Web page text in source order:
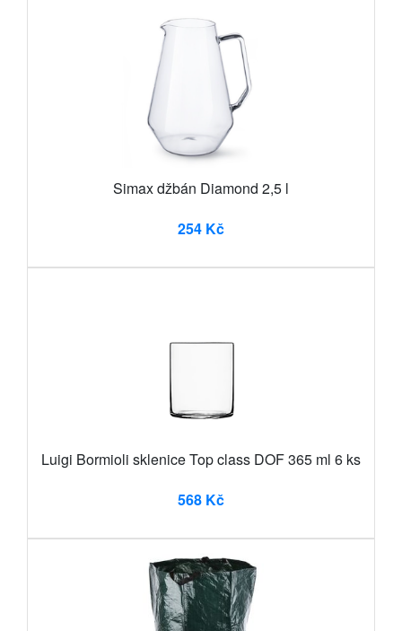
Simax džbán Diamond 2,5 l
254 Kč
Luigi Bormioli sklenice Top class DOF 365 ml 6 ks
568 Kč